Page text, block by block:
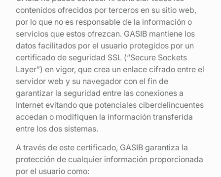
contenidos ofrecidos por terceros en su sitio web,
por lo que no es responsable de la información o
servicios que estos ofrezcan. GASIB mantiene los
datos facilitados por el usuario protegidos por un
certificado de seguridad SSL (“Secure Sockets
Layer”) en vigor, que crea un enlace cifrado entre el
servidor web y su navegador con el fin de
garantizar la seguridad entre las conexiones a
Internet evitando que potenciales ciberdelincuentes
accedan o modifiquen la información transferida
entre los dos sistemas.
A través de este certificado, GASIB garantiza la
protección de cualquier información proporcionada
por el usuario como: